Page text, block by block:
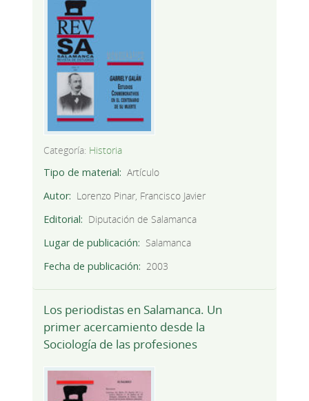
Categoría: Historia
Tipo de material
Artículo
Autor
Lorenzo Pinar, Francisco Javier
Editorial
Diputación de Salamanca
Lugar de publicación
Salamanca
Fecha de publicación
2003
Los periodistas en Salamanca. Un
primer acercamiento desde la
Sociología de las profesiones